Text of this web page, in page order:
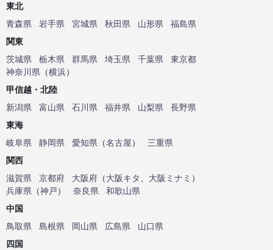
東北
青森県
岩手県 宮城県 秋田県 山形県
福島県
関東
茨城県
栃木県 群馬県 埼玉県 千葉県
東京都
神奈川県 （横浜）
甲信越・北陸
新潟県
富山県 石川県 福井県 山梨県
長野県
東海
岐阜県
静岡県 愛知県 （名古屋）
三重県
関西
滋賀県
京都府 大阪府 （大阪キタ 大阪ミナミ ）
兵庫県 （神戸） 奈良県
和歌山県
中国
鳥取県
島根県 岡山県 広島県
山口県
四国